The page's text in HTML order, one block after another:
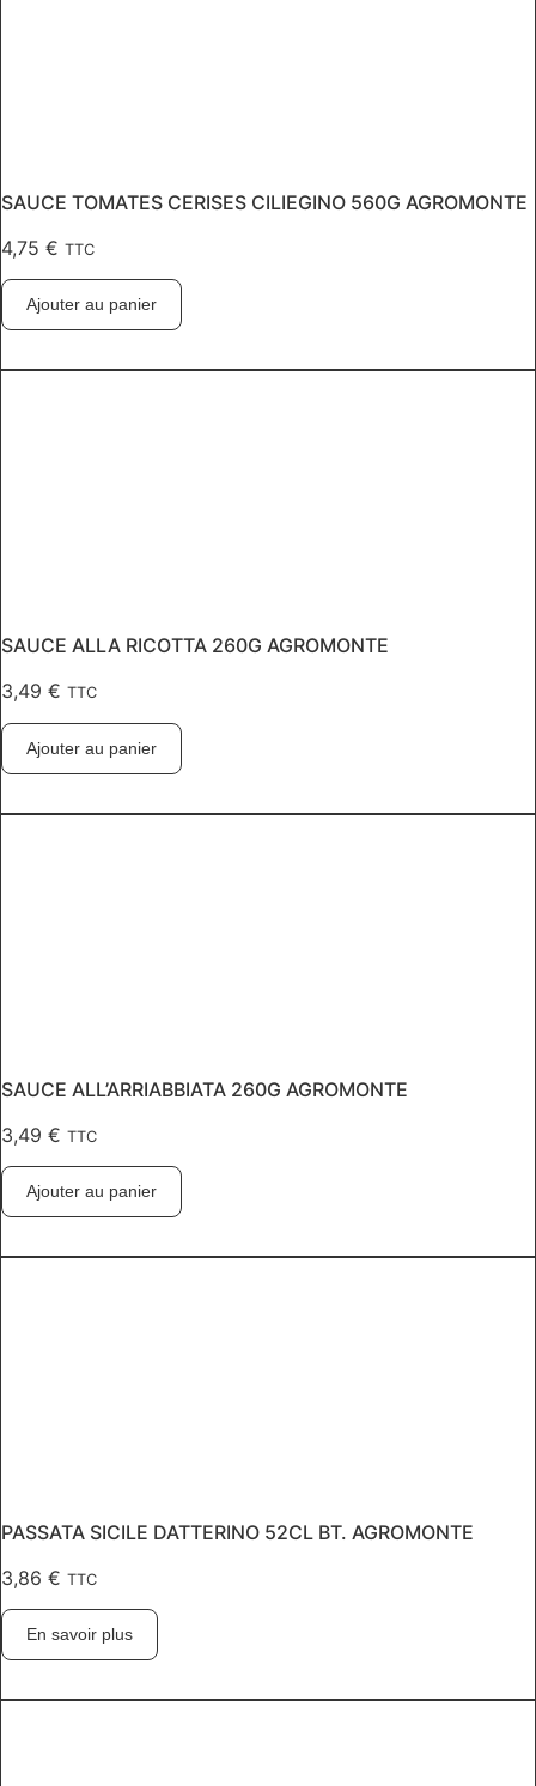
SAUCE TOMATES CERISES CILIEGINO 560G AGROMONTE
4,75 € TTC
Ajouter au panier
SAUCE ALLA RICOTTA 260G AGROMONTE
3,49 € TTC
Ajouter au panier
SAUCE ALL’ARRIABBIATA 260G AGROMONTE
3,49 € TTC
Ajouter au panier
PASSATA SICILE DATTERINO 52CL BT. AGROMONTE
3,86 € TTC
En savoir plus